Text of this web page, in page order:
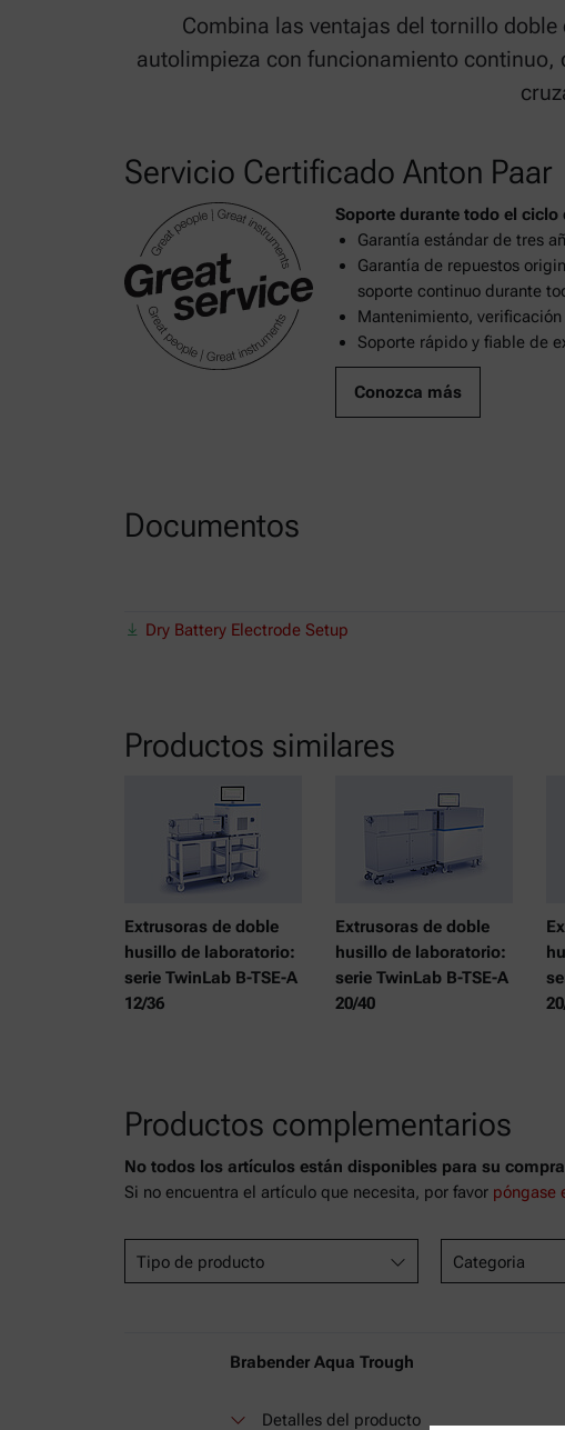
Combina las ventajas del tornillo
autolimpieza con funcionamiento continuo,
Servicio Certificado Anton Paar
Soporte durante todo el
Garantía estándar de tres
Garantía de repuestos
soporte continuo durante
Mantenimiento,
Soporte rápido y fiable de
Conozca más
Documentos
Dry Battery Electrode Setup
Productos similares
Extrusoras de doble
husillo de laboratorio:
serie TwinLab B-TSE-A
12/36
Extrusoras de doble
husillo de laboratorio:
serie TwinLab B-TSE-A
20/40
Productos complementarios
No todos los artículos están disponibles para su
Si no encuentra el artículo que necesita, por favor póngase
Tipo de producto Categoria
Brabender Aqua Trough
Detalles del producto